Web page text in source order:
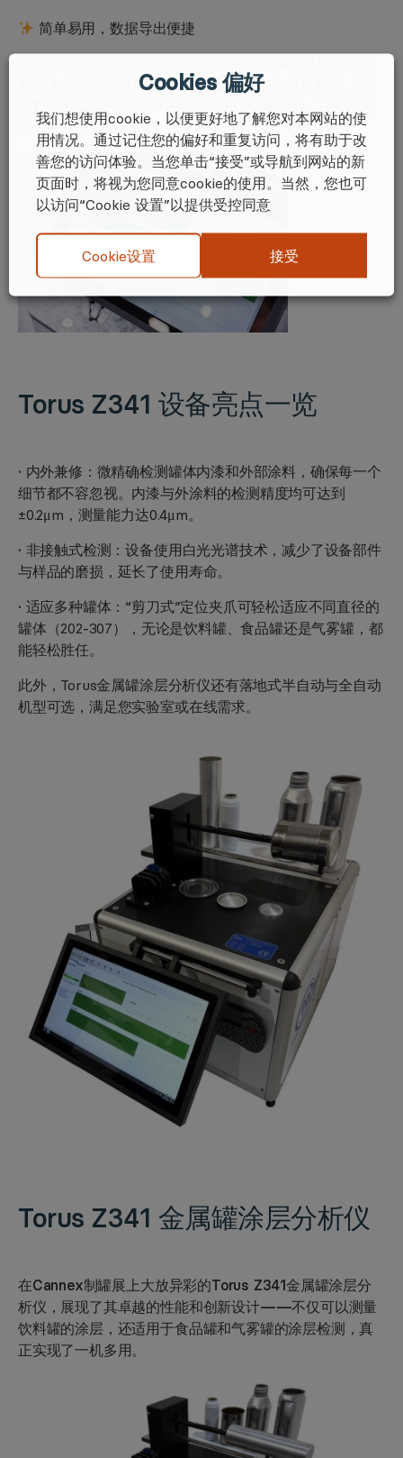
简单易用，数据导出便捷
在嵌入式迷你触摸屏电脑上。无需“涂层板”进行校准，测
量数据可以通过板载USB或LAN端口快速导出，轻松融入
工厂的数据采集系统。
Torus Z341 设备亮点一览
· 内外兼修： 微精确检测罐体内漆和外部涂料，确保每一个
细节都不容忽视。内漆与外涂料的检测精度均可达到
±0.2μm，测量能力达0.4μm。
· 非接触式检测：设备使用白光光谱技术，减少了设备部件
与样品的磨损，延长了使用寿命。
· 适应多种罐体： “剪刀式”定位夹爪可轻松适应不同直径的
罐体（202-307），无论是饮料罐、食品罐还是气雾罐，都
能轻松胜任。
此外，Torus金属罐涂层分析仪还有落地式半自动与全自动
机型可选，满足您实验室或在线需求。
Torus Z341 金属罐涂层分析仪
在Cannex制罐展上大放异彩的Torus Z341金属罐涂层分
析仪，展现了其卓越的性能和创新设计——不仅可以测量
饮料罐的涂层，还适用于食品罐和气雾罐的涂层检测，真
正实现了一机多用。
Cookies 偏好
我们想使用cookie，以便更好地了解您对本网站的使
用情况。通过记住您的偏好和重复访问，将有助于改
善您的访问体验。当您单击“接受”或导航到网站的新
页面时，将视为您同意cookie的使用。当然，您也可
以访问“Cookie 设置”以提供受控同意
Cookie设置 接受